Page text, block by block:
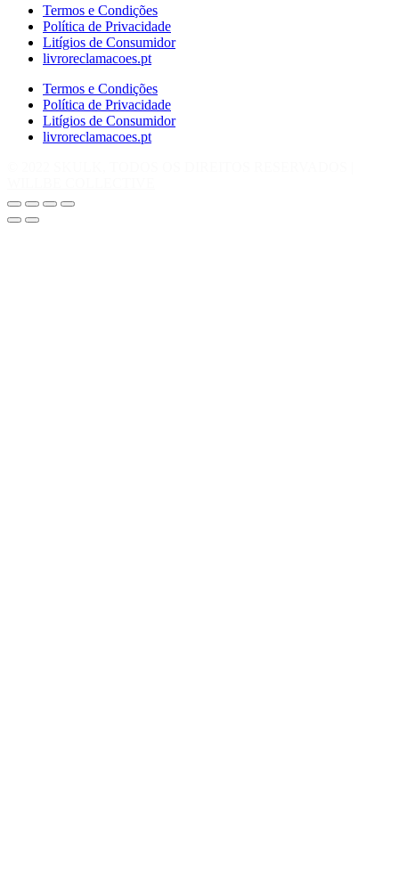
Termos e Condições
Política de Privacidade
Litígios de Consumidor
livroreclamacoes.pt
Termos e Condições
Política de Privacidade
Litígios de Consumidor
livroreclamacoes.pt